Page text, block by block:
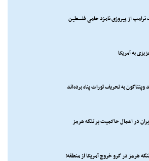
از پیروزی نامزد حامی فلسطین
به آمریکا
به تحریف تورات پناه برده‌اند
در اعمال حاکمیت بر تنگه هرمز
هرمز در گرو خروج آمریکا از منطقه!